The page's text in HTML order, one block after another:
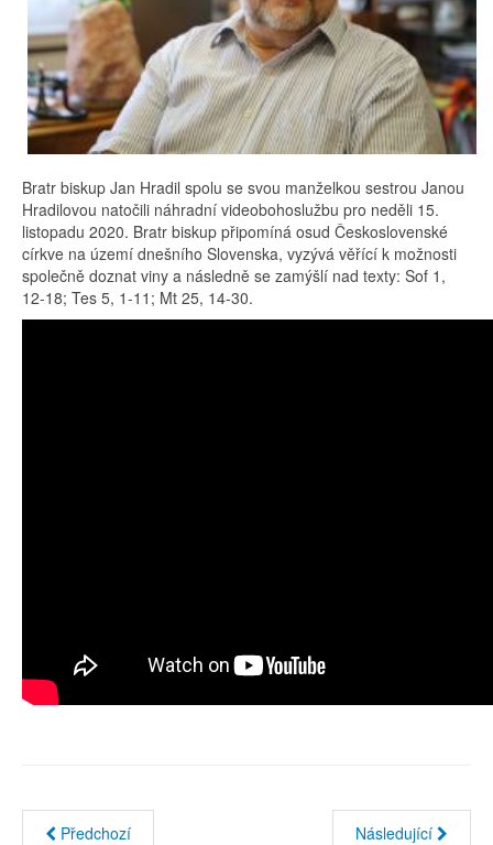
Bratr biskup Jan Hradil spolu se svou manželkou sestrou Janou
Hradilovou natočili náhradní videobohoslužbu pro neděli 15.
listopadu 2020. Bratr biskup připomíná osud Československé
církve na území dnešního Slovenska, vyzývá věřící k možnosti
společně doznat viny a následně se zamýšlí nad texty: Sof 1,
12-18; Tes 5, 1-11; Mt 25, 14-30.
Předchozí Následující